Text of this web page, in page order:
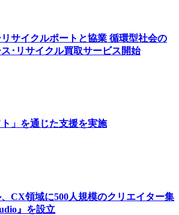
サイクルポートと協業 循環型社会の
･リサイクル買取サービス開始
ト」を通じた支援を実施
CX領域に500人規模のクリエイター集
』を設立